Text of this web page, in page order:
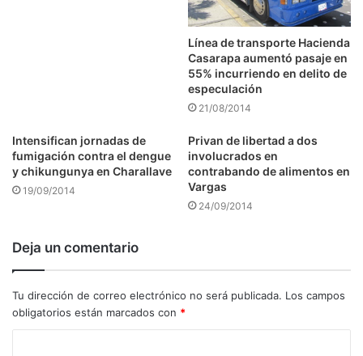
Línea de transporte Hacienda
Casarapa aumentó pasaje en
55% incurriendo en delito de
especulación
21/08/2014
Intensifican jornadas de
fumigación contra el dengue
y chikungunya en Charallave
19/09/2014
Privan de libertad a dos
involucrados en
contrabando de alimentos en
Vargas
24/09/2014
Deja un comentario
Tu dirección de correo electrónico no será publicada. Los campos
obligatorios están marcados con *